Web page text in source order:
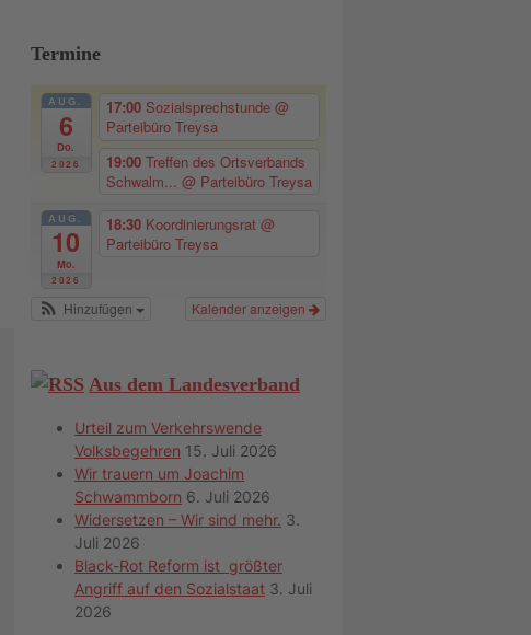
Termine
AUG.
6
Do.
2026
17:00 Sozialsprechstunde @
Parteibüro Treysa
19:00 Treffen des Ortsverbands
Schwalm... @ Parteibüro Treysa
AUG.
10
Mo.
2026
18:30 Koordinierungsrat @
Parteibüro Treysa
Kalender anzeigen
Hinzufügen
Aus dem Landesverband
Urteil zum Verkehrswende
Volksbegehren 15. Juli 2026
Wir trauern um Joachim
Schwammborn 6. Juli 2026
Widersetzen – Wir sind mehr. 3.
Juli 2026
Black-Rot Reform ist größter
Angriff auf den Sozialstaat 3. Juli
2026